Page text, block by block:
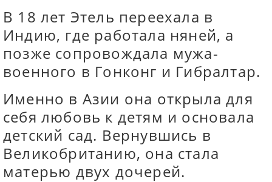
В 18 лет Этель переехала в
Индию, где работала няней, а
позже сопровождала мужа-
военного в Гонконг и Гибралтар.
Именно в Азии она открыла для
себя любовь к детям и основала
детский сад. Вернувшись в
Великобританию, она стала
матерью двух дочерей.